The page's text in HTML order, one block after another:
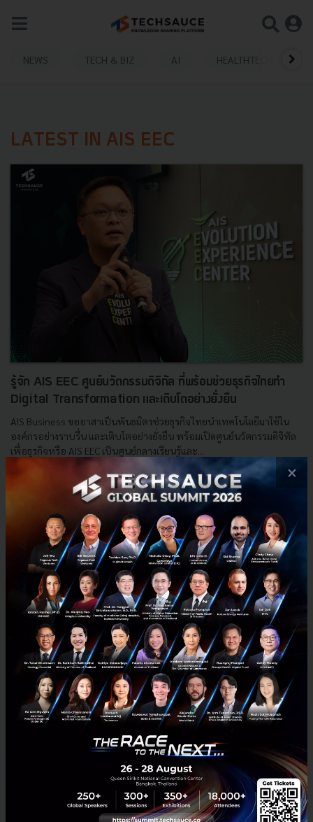
NEWS TECH & BIZ AI HEALTHTECH
LATEST IN AIS EEC
รู้จัก AIS EEC ศูนย์นวัตกรรมดิจิทัล ที่พร้อมช่วยธุรกิจไทยทำ
Digital Transformation และเติบโตอย่างยั่งยืน
AIS Business ขออาสาเป็นพันธมิตรช่วยธุรกิจไทยนำเทคโนโลยีมาใช้ใน
องค์กรอย่างราบรื่น และเติบโตอย่างยั่งยืน พร้อมเปิดศูนย์นวัตกรรมดิจิทัล
เพื่อธุรกิจหรือ AIS EEC เป็นศูนย์กลางเรียนรู้และ...
| ByTechsauce Team
AIS EEC ais-business
E-mail :contact@techsauce.co
Tel : 02-001-5375
Mobile : 06-4658-9500
Techsauce Media
About Techsauce
Techsauce Services
Privacy Policy
ส่งบทความ
×